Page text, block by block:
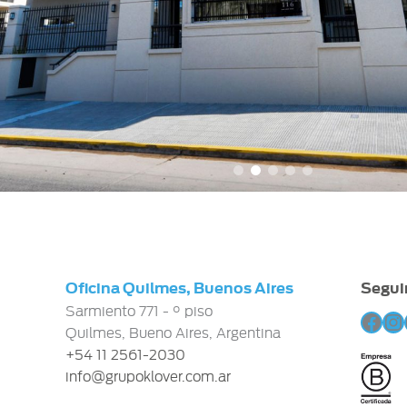
Oficina Quilmes, Buenos Aires
Sarmiento 771 - ° piso
Quilmes, Bueno Aires, Argentina
+54 11 2561-2030
info@grupoklover.com.ar